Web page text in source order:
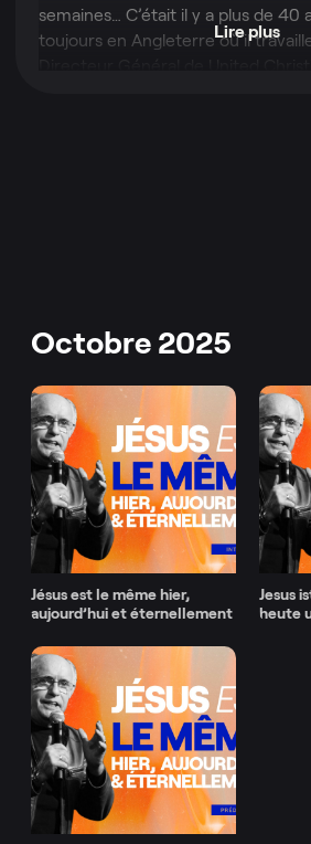
semaines… C’était il y a plus de 40
toujours en Angleterre où ilLire plus
Octobre 2025
Jésus est le même hier,
aujourd’hui et éternellement
Jesus
heute